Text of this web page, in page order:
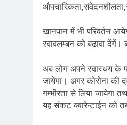
खानपान में भी परिवर्तन
स्वावलम्बन को बढावा
अब लोग अपने स्वास्थय के
जायेगा। अगर कोरोना की
गम्भीरता से लिया
यह संकट क्वारेन्टाईन को